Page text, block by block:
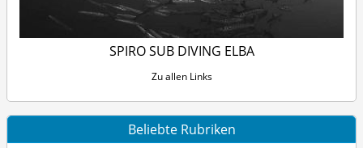
SPIRO SUB DIVING ELBA
Zu allen Links
Beliebte Rubriken